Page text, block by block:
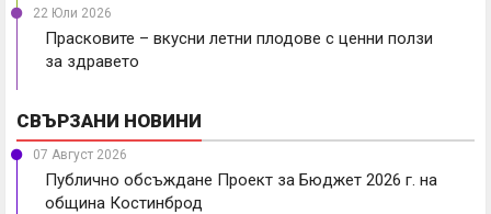
22 Юли 2026
Прасковите – вкусни летни плодове с ценни ползи
за здравето
СВЪРЗАНИ НОВИНИ
07 Август 2026
Публично обсъждане Проект за Бюджет 2026 г. на
община Костинброд